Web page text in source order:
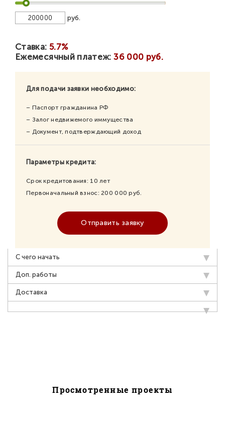
руб.
Ставка: 5.7%
Ежемесячный платеж:36 000 руб.
Для подачи заявки необходимо:
– Паспорт гражданина РФ
– Залог недвижемого иммущества
– Документ, подтверждающий доход
Параметры кредита:
Срок кредитования: 10 лет
Первоначальный взнос: 200 000 руб.
Отправить заявку
С чего начать
Доп. работы
Доставка
Просмотренные проекты